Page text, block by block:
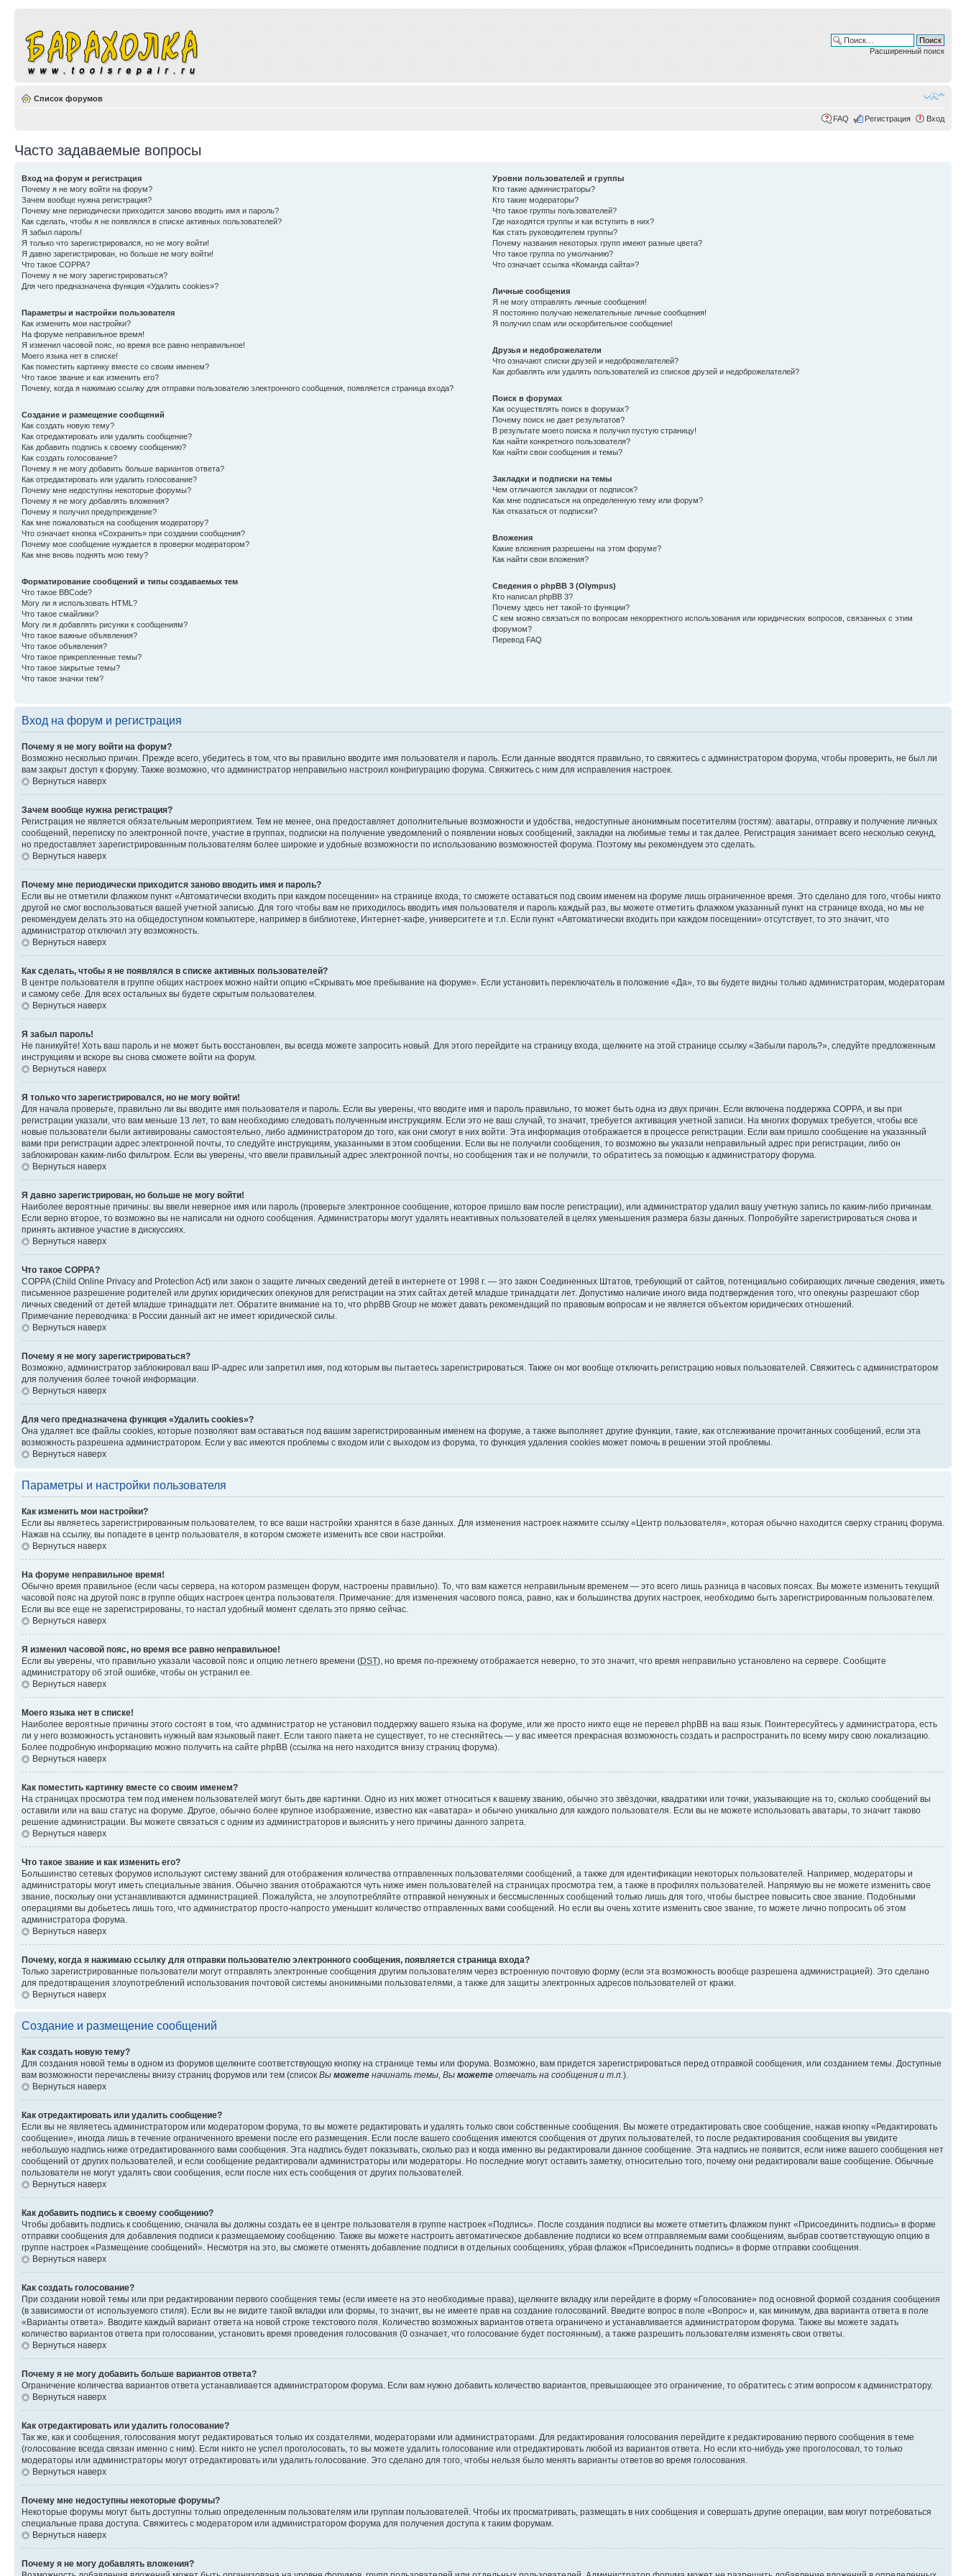
Расширенный поиск
Список форумов
FAQ Регистрация Вход
Часто задаваемые вопросы
Вход на форум и регистрация
Почему я не могу войти на форум?
Зачем вообще нужна регистрация?
Почему мне периодически приходится заново вводить имя и пароль?
Как сделать, чтобы я не появлялся в списке активных пользователей?
Я забыл пароль!
Я только что зарегистрировался, но не могу войти!
Я давно зарегистрирован, но больше не могу войти!
Что такое COPPA?
Почему я не могу зарегистрироваться?
Для чего предназначена функция «Удалить cookies»?
Параметры и настройки пользователя
Как изменить мои настройки?
На форуме неправильное время!
Я изменил часовой пояс, но время все равно неправильное!
Моего языка нет в списке!
Как поместить картинку вместе со своим именем?
Что такое звание и как изменить его?
Почему, когда я нажимаю ссылку для отправки пользователю электронного сообщения, появляется страница входа?
Создание и размещение сообщений
Как создать новую тему?
Как отредактировать или удалить сообщение?
Как добавить подпись к своему сообщению?
Как создать голосование?
Почему я не могу добавить больше вариантов ответа?
Как отредактировать или удалить голосование?
Почему мне недоступны некоторые форумы?
Почему я не могу добавлять вложения?
Почему я получил предупреждение?
Как мне пожаловаться на сообщения модератору?
Что означает кнопка «Сохранить» при создании сообщения?
Почему мое сообщение нуждается в проверки модератором?
Как мне вновь поднять мою тему?
Форматирование сообщений и типы создаваемых тем
Что такое BBCode?
Могу ли я использовать HTML?
Что такое смайлики?
Могу ли я добавлять рисунки к сообщениям?
Что такое важные объявления?
Что такое объявления?
Что такое прикрепленные темы?
Что такое закрытые темы?
Что такое значки тем?
Уровни пользователей и группы
Кто такие администраторы?
Кто такие модераторы?
Что такое группы пользователей?
Где находятся группы и как вступить в них?
Как стать руководителем группы?
Почему названия некоторых групп имеют разные цвета?
Что такое группа по умолчанию?
Что означает ссылка «Команда сайта»?
Личные сообщения
Я не могу отправлять личные сообщения!
Я постоянно получаю нежелательные личные сообщения!
Я получил спам или оскорбительное сообщение!
Друзья и недоброжелатели
Что означают списки друзей и недоброжелателей?
Как добавлять или удалять пользователей из списков друзей и недоброжелателей?
Поиск в форумах
Как осуществлять поиск в форумах?
Почему поиск не дает результатов?
В результате моего поиска я получил пустую страницу!
Как найти конкретного пользователя?
Как найти свои сообщения и темы?
Закладки и подписки на темы
Чем отличаются закладки от подписок?
Как мне подписаться на определенную тему или форум?
Как отказаться от подписки?
Вложения
Какие вложения разрешены на этом форуме?
Как найти свои вложения?
Сведения о phpBB 3 (Olympus)
Кто написал phpBB 3?
Почему здесь нет такой-то функции?
С кем можно связаться по вопросам некорректного использования или юридических вопросов, связанных с этим
форумом?
Перевод FAQ
Вход на форум и регистрация
Почему я не могу войти на форум?
Возможно несколько причин. Прежде всего, убедитесь в том, что вы правильно вводите имя пользователя и пароль. Если данные вводятся правильно, то свяжитесь с администратором форума, чтобы проверить, не был ли
вам закрыт доступ к форуму. Также возможно, что администратор неправильно настроил конфигурацию форума. Свяжитесь с ним для исправления настроек.
Вернуться наверх
Зачем вообще нужна регистрация?
Регистрация не является обязательным мероприятием. Тем не менее, она предоставляет дополнительные возможности и удобства, недоступные анонимным посетителям (гостям): аватары, отправку и получение личных
сообщений, переписку по электронной почте, участие в группах, подписки на получение уведомлений о появлении новых сообщений, закладки на любимые темы и так далее. Регистрация занимает всего несколько секунд,
но предоставляет зарегистрированным пользователям более широкие и удобные возможности по использованию возможностей форума. Поэтому мы рекомендуем это сделать.
Вернуться наверх
Почему мне периодически приходится заново вводить имя и пароль?
Если вы не отметили флажком пункт «Автоматически входить при каждом посещении» на странице входа, то сможете оставаться под своим именем на форуме лишь ограниченное время. Это сделано для того, чтобы никто
другой не смог воспользоваться вашей учетной записью. Для того чтобы вам не приходилось вводить имя пользователя и пароль каждый раз, вы можете отметить флажком указанный пункт на странице входа, но мы не
рекомендуем делать это на общедоступном компьютере, например в библиотеке, Интернет-кафе, университете и т.п. Если пункт «Автоматически входить при каждом посещении» отсутствует, то это значит, что
администратор отключил эту возможность.
Вернуться наверх
Как сделать, чтобы я не появлялся в списке активных пользователей?
В центре пользователя в группе общих настроек можно найти опцию «Скрывать мое пребывание на форуме». Если установить переключатель в положение «Да», то вы будете видны только администраторам, модераторам
и самому себе. Для всех остальных вы будете скрытым пользователем.
Вернуться наверх
Я забыл пароль!
Не паникуйте! Хоть ваш пароль и не может быть восстановлен, вы всегда можете запросить новый. Для этого перейдите на страницу входа, щелкните на этой странице ссылку «Забыли пароль?», следуйте предложенным
инструкциям и вскоре вы снова сможете войти на форум.
Вернуться наверх
Я только что зарегистрировался, но не могу войти!
Для начала проверьте, правильно ли вы вводите имя пользователя и пароль. Если вы уверены, что вводите имя и пароль правильно, то может быть одна из двух причин. Если включена поддержка COPPA, и вы при
регистрации указали, что вам меньше 13 лет, то вам необходимо следовать полученным инструкциям. Если это не ваш случай, то значит, требуется активация учетной записи. На многих форумах требуется, чтобы все
новые пользователи были активированы самостоятельно, либо администратором до того, как они смогут в них войти. Эта информация отображается в процессе регистрации. Если вам пришло сообщение на указанный
вами при регистрации адрес электронной почты, то следуйте инструкциям, указанными в этом сообщении. Если вы не получили сообщения, то возможно вы указали неправильный адрес при регистрации, либо он
заблокирован каким-либо фильтром. Если вы уверены, что ввели правильный адрес электронной почты, но сообщения так и не получили, то обратитесь за помощью к администратору форума.
Вернуться наверх
Я давно зарегистрирован, но больше не могу войти!
Наиболее вероятные причины: вы ввели неверное имя или пароль (проверьте электронное сообщение, которое пришло вам после регистрации), или администратор удалил вашу учетную запись по каким-либо причинам.
Если верно второе, то возможно вы не написали ни одного сообщения. Администраторы могут удалять неактивных пользователей в целях уменьшения размера базы данных. Попробуйте зарегистрироваться снова и
принять активное участие в дискуссиях.
Вернуться наверх
Что такое COPPA?
COPPA (Child Online Privacy and Protection Act) или закон о защите личных сведений детей в интернете от 1998 г. — это закон Соединенных Штатов, требующий от сайтов, потенциально собирающих личные сведения, иметь
письменное разрешение родителей или других юридических опекунов для регистрации на этих сайтах детей младше тринадцати лет. Допустимо наличие иного вида подтверждения того, что опекуны разрешают сбор
личных сведений от детей младше тринадцати лет. Обратите внимание на то, что phpBB Group не может давать рекомендаций по правовым вопросам и не является объектом юридических отношений.
Примечание переводчика: в России данный акт не имеет юридической силы.
Вернуться наверх
Почему я не могу зарегистрироваться?
Возможно, администратор заблокировал ваш IP-адрес или запретил имя, под которым вы пытаетесь зарегистрироваться. Также он мог вообще отключить регистрацию новых пользователей. Свяжитесь с администратором
для получения более точной информации.
Вернуться наверх
Для чего предназначена функция «Удалить cookies»?
Она удаляет все файлы cookies, которые позволяют вам оставаться под вашим зарегистрированным именем на форуме, а также выполняет другие функции, такие, как отслеживание прочитанных сообщений, если эта
возможность разрешена администратором. Если у вас имеются проблемы с входом или с выходом из форума, то функция удаления cookies может помочь в решении этой проблемы.
Вернуться наверх
Параметры и настройки пользователя
Как изменить мои настройки?
Если вы являетесь зарегистрированным пользователем, то все ваши настройки хранятся в базе данных. Для изменения настроек нажмите ссылку «Центр пользователя», которая обычно находится сверху страниц форума.
Нажав на ссылку, вы попадете в центр пользователя, в котором сможете изменить все свои настройки.
Вернуться наверх
На форуме неправильное время!
Обычно время правильное (если часы сервера, на котором размещен форум, настроены правильно). То, что вам кажется неправильным временем — это всего лишь разница в часовых поясах. Вы можете изменить текущий
часовой пояс на другой пояс в группе общих настроек центра пользователя. Примечание: для изменения часового пояса, равно, как и большинства других настроек, необходимо быть зарегистрированным пользователем.
Если вы все еще не зарегистрированы, то настал удобный момент сделать это прямо сейчас.
Вернуться наверх
Я изменил часовой пояс, но время все равно неправильное!
Если вы уверены, что правильно указали часовой пояс и опцию летнего времени (DST), но время по-прежнему отображается неверно, то это значит, что время неправильно установлено на сервере. Сообщите
администратору об этой ошибке, чтобы он устранил ее.
Вернуться наверх
Моего языка нет в списке!
Наиболее вероятные причины этого состоят в том, что администратор не установил поддержку вашего языка на форуме, или же просто никто еще не перевел phpBB на ваш язык. Поинтересуйтесь у администратора, есть
ли у него возможность установить нужный вам языковый пакет. Если такого пакета не существует, то не стесняйтесь — у вас имеется прекрасная возможность создать и распространить по всему миру свою локализацию.
Более подробную информацию можно получить на сайте phpBB (ссылка на него находится внизу страниц форума).
Вернуться наверх
Как поместить картинку вместе со своим именем?
На страницах просмотра тем под именем пользователей могут быть две картинки. Одно из них может относиться к вашему званию, обычно это звёздочки, квадратики или точки, указывающие на то, сколько сообщений вы
оставили или на ваш статус на форуме. Другое, обычно более крупное изображение, известно как «аватара» и обычно уникально для каждого пользователя. Если вы не можете использовать аватары, то значит таково
решение администрации. Вы можете связаться с одним из администраторов и выяснить у него причины данного запрета.
Вернуться наверх
Что такое звание и как изменить его?
Большинство сетевых форумов используют систему званий для отображения количества отправленных пользователями сообщений, а также для идентификации некоторых пользователей. Например, модераторы и
администраторы могут иметь специальные звания. Обычно звания отображаются чуть ниже имен пользователей на страницах просмотра тем, а также в профилях пользователей. Напрямую вы не можете изменить свое
звание, поскольку они устанавливаются администрацией. Пожалуйста, не злоупотребляйте отправкой ненужных и бессмысленных сообщений только лишь для того, чтобы быстрее повысить свое звание. Подобными
операциями вы добьетесь лишь того, что администратор просто-напросто уменьшит количество отправленных вами сообщений. Но если вы очень хотите изменить свое звание, то можете лично попросить об этом
администратора форума.
Вернуться наверх
Почему, когда я нажимаю ссылку для отправки пользователю электронного сообщения, появляется страница входа?
Только зарегистрированные пользователи могут отправлять электронные сообщения другим пользователям через встроенную почтовую форму (если эта возможность вообще разрешена администрацией). Это сделано
для предотвращения злоупотреблений использования почтовой системы анонимными пользователями, а также для защиты электронных адресов пользователей от кражи.
Вернуться наверх
Создание и размещение сообщений
Как создать новую тему?
Для создания новой темы в одном из форумов щелкните соответствующую кнопку на странице темы или форума. Возможно, вам придется зарегистрироваться перед отправкой сообщения, или созданием темы. Доступные
вам возможности перечислены внизу страниц форумов или тем (список Вы можете начинать темы, Вы можете отвечать на сообщения и т.п.).
Вернуться наверх
Как отредактировать или удалить сообщение?
Если вы не являетесь администратором или модератором форума, то вы можете редактировать и удалять только свои собственные сообщения. Вы можете отредактировать свое сообщение, нажав кнопку «Редактировать
сообщение», иногда лишь в течение ограниченного времени после его размещения. Если после вашего сообщения имеются сообщения от других пользователей, то после редактирования сообщения вы увидите
небольшую надпись ниже отредактированного вами сообщения. Эта надпись будет показывать, сколько раз и когда именно вы редактировали данное сообщение. Эта надпись не появится, если ниже вашего сообщения нет
сообщений от других пользователей, и если сообщение редактировали администраторы или модераторы. Но последние могут оставить заметку, относительно того, почему они редактировали ваше сообщение. Обычные
пользователи не могут удалять свои сообщения, если после них есть сообщения от других пользователей.
Вернуться наверх
Как добавить подпись к своему сообщению?
Чтобы добавить подпись к сообщению, сначала вы должны создать ее в центре пользователя в группе настроек «Подпись». После создания подписи вы можете отметить флажком пункт «Присоединить подпись» в форме
отправки сообщения для добавления подписи к размещаемому сообщению. Также вы можете настроить автоматическое добавление подписи ко всем отправляемым вами сообщениям, выбрав соответствующую опцию в
группе настроек «Размещение сообщений». Несмотря на это, вы сможете отменять добавление подписи в отдельных сообщениях, убрав флажок «Присоединить подпись» в форме отправки сообщения.
Вернуться наверх
Как создать голосование?
При создании новой темы или при редактировании первого сообщения темы (если имеете на это необходимые права), щелкните вкладку или перейдите в форму «Голосование» под основной формой создания сообщения
(в зависимости от используемого стиля). Если вы не видите такой вкладки или формы, то значит, вы не имеете прав на создание голосований. Введите вопрос в поле «Вопрос» и, как минимум, два варианта ответа в поле
«Варианты ответа». Вводите каждый вариант ответа на новой строке текстового поля. Количество возможных вариантов ответа ограничено и устанавливается администратором форума. Также вы можете задать
количество вариантов ответа при голосовании, установить время проведения голосования (0 означает, что голосование будет постоянным), а также разрешить пользователям изменять свои ответы.
Вернуться наверх
Почему я не могу добавить больше вариантов ответа?
Ограничение количества вариантов ответа устанавливается администратором форума. Если вам нужно добавить количество вариантов, превышающее это ограничение, то обратитесь с этим вопросом к администратору.
Вернуться наверх
Как отредактировать или удалить голосование?
Так же, как и сообщения, голосования могут редактироваться только их создателями, модераторами или администраторами. Для редактирования голосования перейдите к редактированию первого сообщения в теме
(голосование всегда связан именно с ним). Если никто не успел проголосовать, то вы можете удалить голосование или отредактировать любой из вариантов ответа. Но если кто-нибудь уже проголосовал, то только
модераторы или администраторы могут отредактировать или удалить голосование. Это сделано для того, чтобы нельзя было менять варианты ответов во время голосования.
Вернуться наверх
Почему мне недоступны некоторые форумы?
Некоторые форумы могут быть доступны только определенным пользователям или группам пользователей. Чтобы их просматривать, размещать в них сообщения и совершать другие операции, вам могут потребоваться
специальные права доступа. Свяжитесь с модератором или администратором форума для получения доступа к таким форумам.
Вернуться наверх
Почему я не могу добавлять вложения?